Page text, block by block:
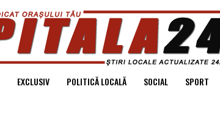
EXCLUSIV POLITICĂ LOCALĂ SOCIAL SPORT